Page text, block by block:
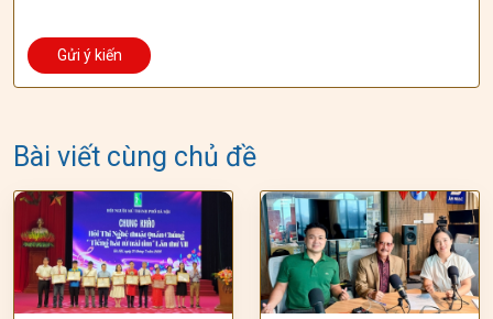
Bài viết cùng chủ đề